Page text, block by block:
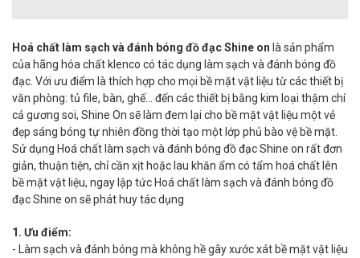
Hoá chất làm sạch và đánh bóng đồ đạc Shine on là sản phẩm
của hãng hóa chất klenco có tác dụng làm sạch và đánh bóng đồ
đạc. Với ưu điểm là thích hợp cho mọi bề mặt vật liệu từ các thiết bị
văn phòng: tủ file, bàn, ghế... đến các thiết bị bằng kim loại thậm chí
cả gương soi, Shine On sẽ làm đem lại cho bề mặt vật liệu một vẻ
đẹp sáng bóng tự nhiên đồng thời tạo một lớp phủ bào vệ bề mặt.
Sử dụng Hoá chất làm sạch và đánh bóng đồ đạc Shine on rất đơn
giản, thuận tiện, chỉ cần xịt hoặc lau khăn ẩm có tẩm hoá chất lên
bề mặt vật liệu, ngay lập tức Hoá chất làm sạch và đánh bóng đồ
đạc Shine on sẽ phát huy tác dụng
1. Ưu điểm:
- Làm sạch và đánh bóng mà không hề gây xước xát bề mặt vật liệu